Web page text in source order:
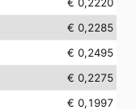
€ 0,2285
€ 0,2495
€ 0,2275
€ 0,1997